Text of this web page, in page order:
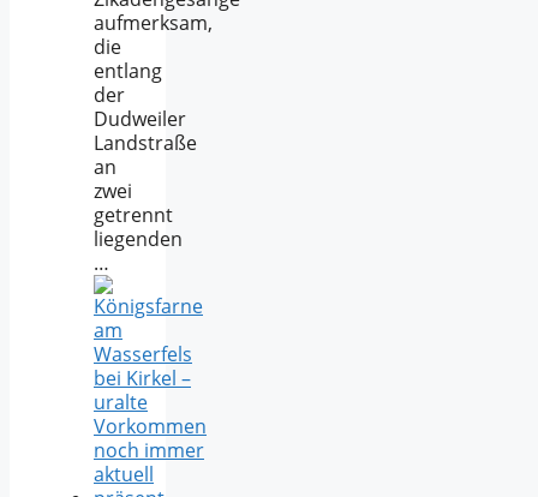
aufmerksam,
die
entlang
der
Dudweiler
Landstraße
an
zwei
getrennt
liegenden
…